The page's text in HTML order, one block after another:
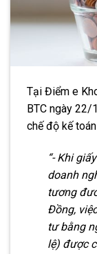
Tại Điểm e
BTC ngày
chế độ kế
“- Khi
doanh
tương
Đồng,
tư bằng
lệ) được